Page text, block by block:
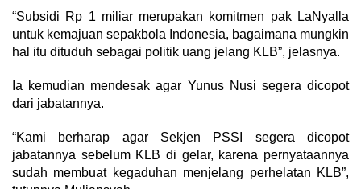
“Subsidi Rp 1 miliar merupakan komitmen pak LaNyalla
untuk kemajuan sepakbola Indonesia, bagaimana mungkin
hal itu dituduh sebagai politik uang jelang KLB”, jelasnya.
Ia kemudian mendesak agar Yunus Nusi segera dicopot
dari jabatannya.
“Kami berharap agar Sekjen PSSI segera dicopot
jabatannya sebelum KLB di gelar, karena pernyataannya
sudah membuat kegaduhan menjelang perhelatan KLB”,